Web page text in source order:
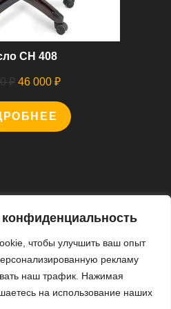
чтобы улучшить ваш опыт
рекламу
наш трафик. Нажимая
на использование наших
CH 408
₽ Первоначальная
цена
составляла
46 000 ₽Текущая
46